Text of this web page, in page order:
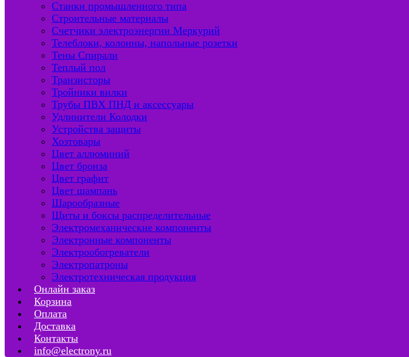
Станки промышленного типа
Строительные материалы
Счетчики электроэнергии Меркурий
Телеблоки, колонны, напольные розетки
Тены Спирали
Теплый пол
Транзисторы
Тройники вилки
Трубы ПВХ ПНД и аксессуары
Удлинители Колодки
Устройства защиты
Хозтовары
Цвет аллюминий
Цвет бронза
Цвет графит
Цвет шампань
Шарообразные
Щиты и боксы распределительные
Электромеханические компоненты
Электронные компоненты
Электрообогреватели
Электропатроны
Электротехническая продукция
Онлайн заказ
Корзина
Оплата
Доставка
Контакты
info@electrony.ru